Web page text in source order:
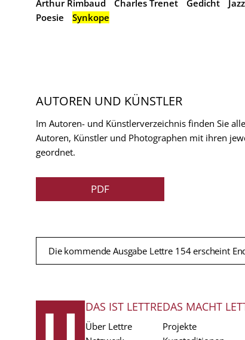
Arthur Rimbaud
Charles Trenet Gedicht Jazz
Poesie
Synkope
AUTOREN UND KÜNSTLER
Im Autoren- und Künstlerverzeichnis finden Sie
Autoren, Künstler und Photographen mit ihren
geordnet.
PDF
Die kommende Ausgabe Lettre 154 erscheint
FUSSZEILE
DAS IST LETTRE
Über Lettre
DAS MACHT
Projekte